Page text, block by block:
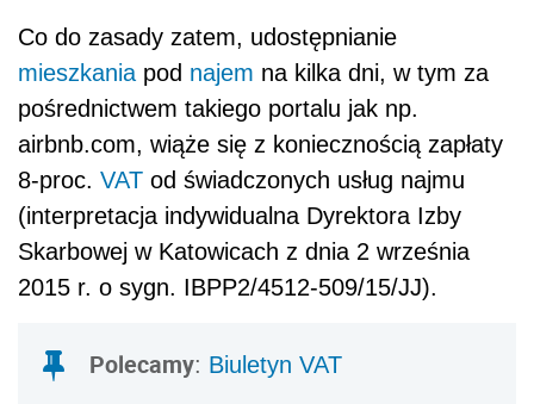
Co do zasady zatem, udostępnianie
mieszkania pod najem na kilka dni, w tym za
pośrednictwem takiego portalu jak np.
airbnb.com, wiąże się z koniecznością zapłaty
8-proc. VAT od świadczonych usług najmu
(interpretacja indywidualna Dyrektora Izby
Skarbowej w Katowicach z dnia 2 września
2015 r. o sygn. IBPP2/4512-509/15/JJ).
Polecamy: Biuletyn VAT